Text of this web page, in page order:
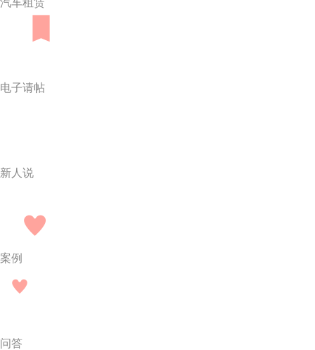
电子请帖
新人说
案例
问答